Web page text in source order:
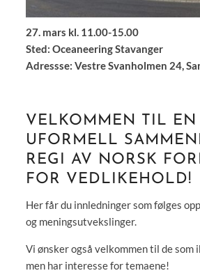
27. mars kl. 11.00-15.00
Sted: Oceaneering Stavanger
Adressse: Vestre Svanholmen 24,
VELKOMMEN TIL EN
UFORMELL
REGI AV NORSK
FOR VEDLIKEHOLD!
Her får du innledninger som følges
og meningsutvekslinger.
Vi ønsker også velkommen til de som
men har interesse for temaene!